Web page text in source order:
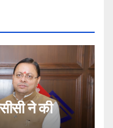
ने की